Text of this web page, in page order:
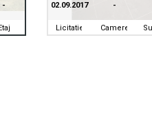
-
Etaj
02.09.2017
Licitatie
-
Camere